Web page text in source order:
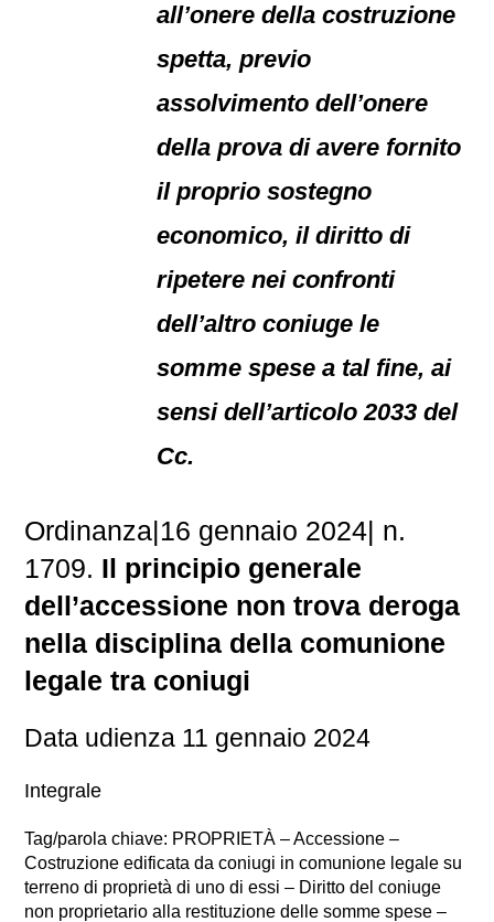
all’onere della costruzione
spetta, previo
assolvimento dell’onere
della prova di avere fornito
il proprio sostegno
economico, il diritto di
ripetere nei confronti
dell’altro coniuge le
somme spese a tal fine, ai
sensi dell’articolo 2033 del
Cc.
Ordinanza|16 gennaio 2024| n.
1709. Il principio generale
dell’accessione non trova deroga
nella disciplina della comunione
legale tra coniugi
Data udienza 11 gennaio 2024
Integrale
Tag/parola chiave: PROPRIETÀ – Accessione –
Costruzione edificata da coniugi in comunione legale su
terreno di proprietà di uno di essi – Diritto del coniuge
non proprietario alla restituzione delle somme spese –